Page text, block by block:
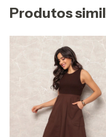
Produtos